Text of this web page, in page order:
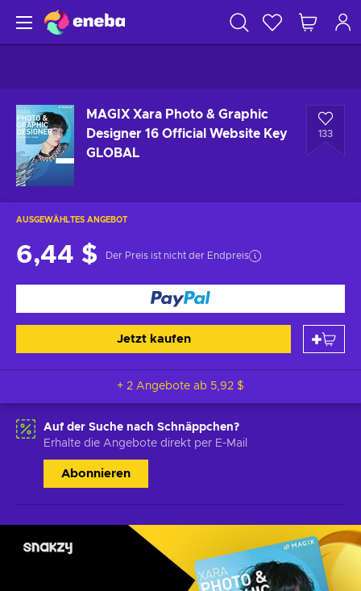
MAGIX Xara Photo & Graphic
Designer 16 Official Website Key
GLOBAL
133
AUSGEWÄHLTES ANGEBOT
6,44 $ Der Preis ist nicht der Endpreis
Jetzt kaufen
+ 2 Angebote ab 5,92 $
Auf der Suche nach Schnäppchen?
Erhalte die Angebote direkt per E-Mail
Abonnieren